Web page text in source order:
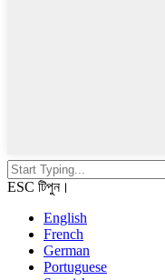
ESC টিপুন।
English
French
German
Portuguese